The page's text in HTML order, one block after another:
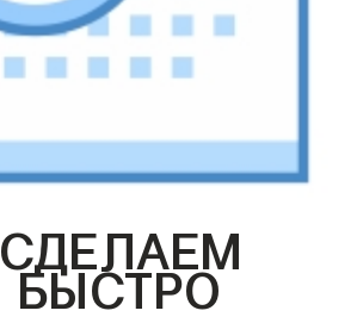
СДЕЛАЕМ
БЫСТРО